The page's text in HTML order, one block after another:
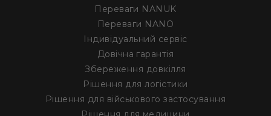
Акційні
пропозиції
Разом
дешевше
Уцінка
Розпродаж
Переваги NANUK
Переваги NANO
Iндивідуальний сервіс
Довічна гарантія
Збереження довкілля
Рішення для логістики
Рішення для військового застосування